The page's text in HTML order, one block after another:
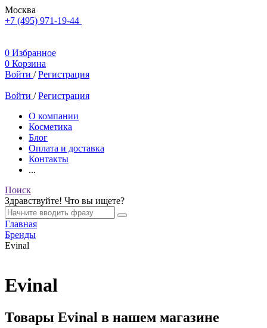
Москва
+7 (495) 971-19-44
0 Избранное
0 Корзина
Войти / Регистрация
Войти / Регистрация
О компании
Косметика
Блог
Оплата и доставка
Контакты
...
Поиск
Здравствуйте! Что вы ищете?
Главная
Бренды
Evinal
Evinal
Товары Evinal в нашем магазине